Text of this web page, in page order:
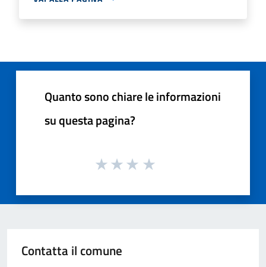
Quanto sono chiare le informazioni
su questa pagina?
Contatta il comune